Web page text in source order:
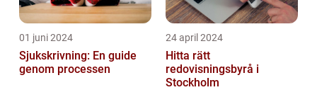
01 juni 2024
Sjukskrivning: En guide
genom processen
24 april 2024
Hitta rätt
redovisningsbyrå i
Stockholm